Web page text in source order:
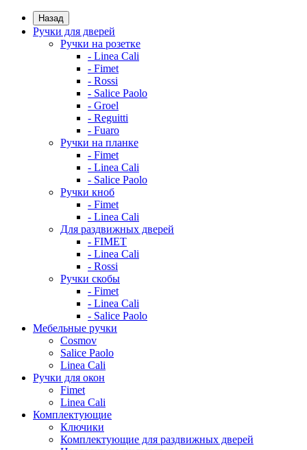
Назад
Ручки для дверей
Ручки на розетке
- Linea Cali
- Fimet
- Rossi
- Salice Paolo
- Groel
- Reguitti
- Fuaro
Ручки на планке
- Fimet
- Linea Cali
- Salice Paolo
Ручки кноб
- Fimet
- Linea Cali
Для раздвижных дверей
- FIMET
- Linea Cali
- Rossi
Ручки скобы
- Fimet
- Linea Cali
- Salice Paolo
Мебельные ручки
Cosmov
Salice Paolo
Linea Cali
Ручки для окон
Fimet
Linea Cali
Комплектующие
Ключики
Комплектующие для раздвижных дверей